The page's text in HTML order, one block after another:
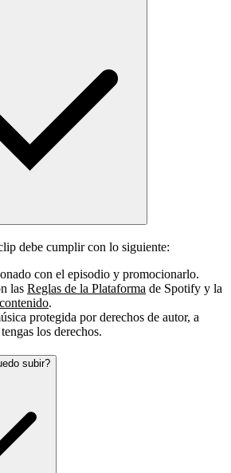
debe cumplir con lo siguiente:
con el episodio y promocionarlo.
las Reglas de la Plataforma de Spotify y la
.
protegida por derechos de autor, a
los derechos.
subir?